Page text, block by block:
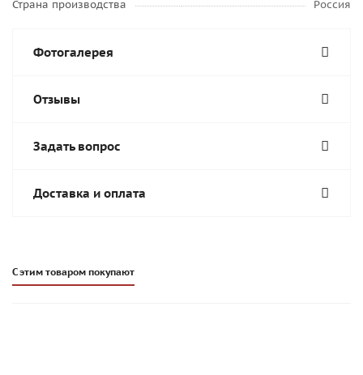
Страна производства
Россия
Фотогалерея
Отзывы
Задать вопрос
Доставка и оплата
С этим товаром покупают